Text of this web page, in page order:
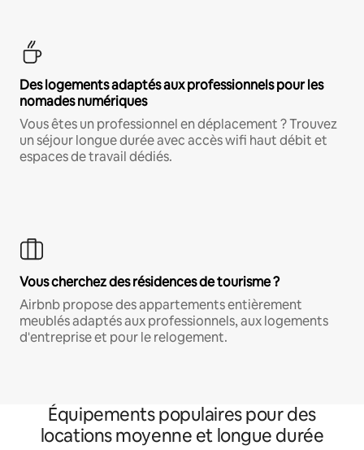
Des logements adaptés aux professionnels pour les
nomades numériques
Vous êtes un professionnel en déplacement ? Trouvez
un séjour longue durée avec accès wifi haut débit et
espaces de travail dédiés.
Vous cherchez des résidences de tourisme ?
Airbnb propose des appartements entièrement
meublés adaptés aux professionnels, aux logements
d'entreprise et pour le relogement.
Équipements populaires pour des
locations moyenne et longue durée